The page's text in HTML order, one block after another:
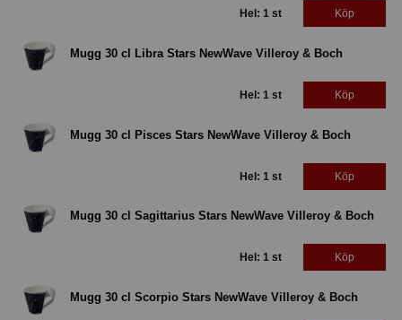
Hel: 1 st Köp
Mugg 30 cl Libra Stars NewWave Villeroy & Boch
Hel: 1 st Köp
Mugg 30 cl Pisces Stars NewWave Villeroy & Boch
Hel: 1 st Köp
Mugg 30 cl Sagittarius Stars NewWave Villeroy & Boch
Hel: 1 st Köp
Mugg 30 cl Scorpio Stars NewWave Villeroy & Boch